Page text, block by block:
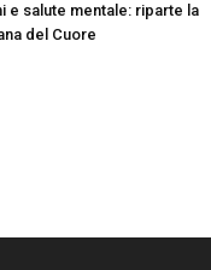
e salute mentale: riparte la
del Cuore